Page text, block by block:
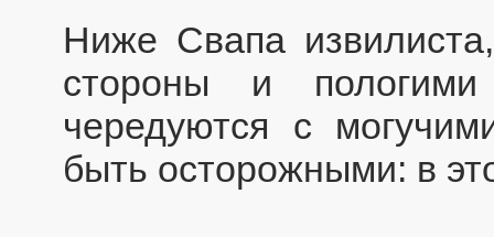
Ниже Свапа
стороны и
чередуются с
быть осторожными: в